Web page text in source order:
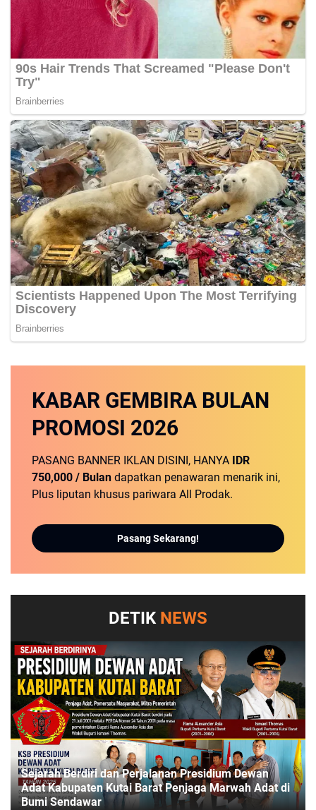
KABAR GEMBIRA BULAN
PROMOSI 2026
PASANG BANNER IKLAN DISINI, HANYA
IDR
750,000 / Bulan dapatkan penawaran menarik ini,
Plus liputan khusus pariwara All Prodak.
Pasang Sekarang!
DETIK NEWS
Sejarah Berdiri dan Perjalanan Presidium Dewan
Adat Kabupaten Kutai Barat Penjaga Marwah Adat di
Bumi Sendawar